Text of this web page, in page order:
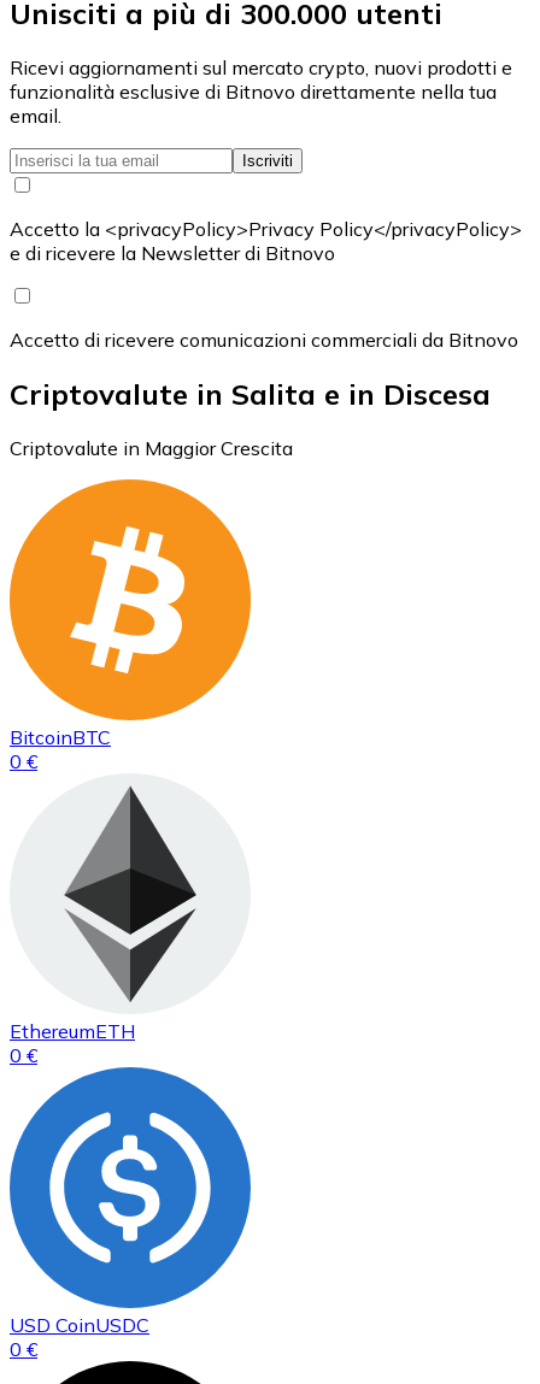
Unisciti a più di 300.000 utenti
Ricevi aggiornamenti sul mercato crypto, nuovi prodotti e
funzionalità esclusive di Bitnovo direttamente nella tua
email.
Iscriviti
Accetto la <privacyPolicy>Privacy Policy</privacyPolicy>
e di ricevere la Newsletter di Bitnovo
Accetto di ricevere comunicazioni commerciali da Bitnovo
Criptovalute in Salita e in Discesa
Criptovalute in Maggior Crescita
BitcoinBTC
0 €
EthereumETH
0 €
USD CoinUSDC
0 €